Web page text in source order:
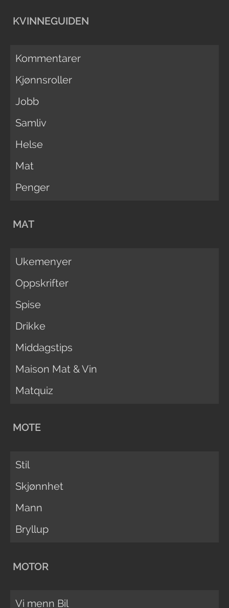
KVINNEGUIDEN
Kommentarer
Kjønnsroller
Jobb
Samliv
Helse
Mat
Penger
MAT
Ukemenyer
Oppskrifter
Spise
Drikke
Middagstips
Maison Mat & Vin
Matquiz
MOTE
Stil
Skjønnhet
Mann
Bryllup
MOTOR
Vi menn Bil